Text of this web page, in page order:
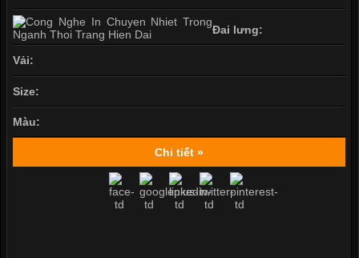
Đai lưng:
Vải:
Size:
Màu:
Chi tiết »